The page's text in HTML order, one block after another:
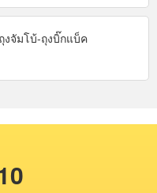
งจัมโบ้-ถุงบิ๊กแบ็ค